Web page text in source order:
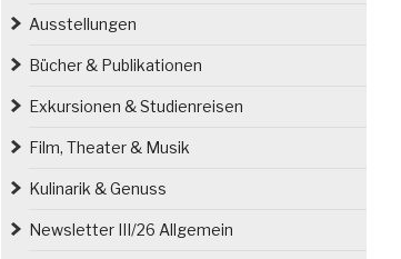
Ausstellungen
Bücher & Publikationen
Exkursionen & Studienreisen
Film, Theater & Musik
Kulinarik & Genuss
Newsletter III/26 Allgemein